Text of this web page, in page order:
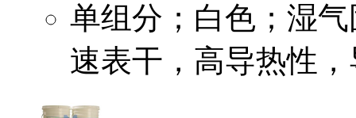
单组分；白色；湿
速表干，高导热性